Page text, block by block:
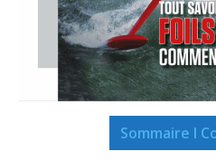
Sommaire I